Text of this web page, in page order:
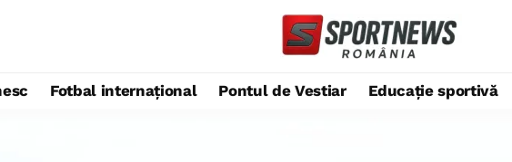
Fotbal internațional Pontul de Vestiar Educație sportivă